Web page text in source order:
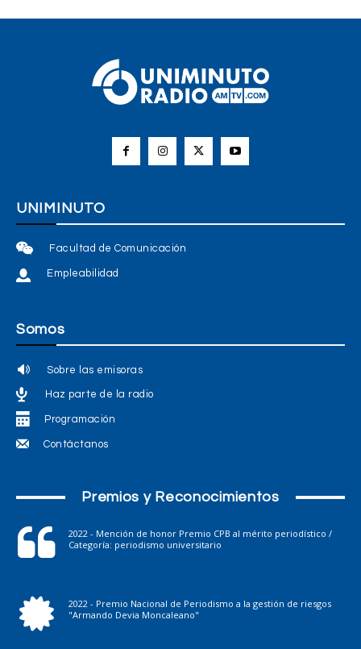
UNIMINUTO
Facultad de Comunicación
Empleabilidad
Somos
Sobre las emisoras
Haz parte de la radio
Programación
Contáctanos
Premios y Reconocimientos
2022 - Mención de honor Premio CPB al mérito periodístico /
Categoría: periodismo universitario
2022 - Premio Nacional de Periodismo a la gestión de riesgos
"Armando Devia Moncaleano"